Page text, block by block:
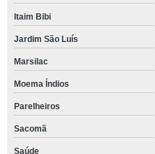
Itaim Bibi
Jardim São Luís
Marsilac
Moema Índios
Parelheiros
Sacomã
Saúde